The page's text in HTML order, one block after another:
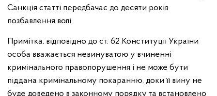
Санкція статті передбачає до десяти років
позбавлення волі.
Примітка: відповідно до ст. 62 Конституції України
особа вважається невинуватою у вчиненні
кримінального правопорушення і не може бути
піддана кримінальному покаранню, доки її вину не
буде доведено в законному порядку та встановлено